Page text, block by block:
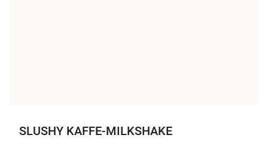
SLUSHY KAFFE-MILKSHAKE